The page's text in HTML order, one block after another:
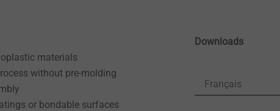
materials
without pre-molding
or bondable surfaces
Downloads
Français